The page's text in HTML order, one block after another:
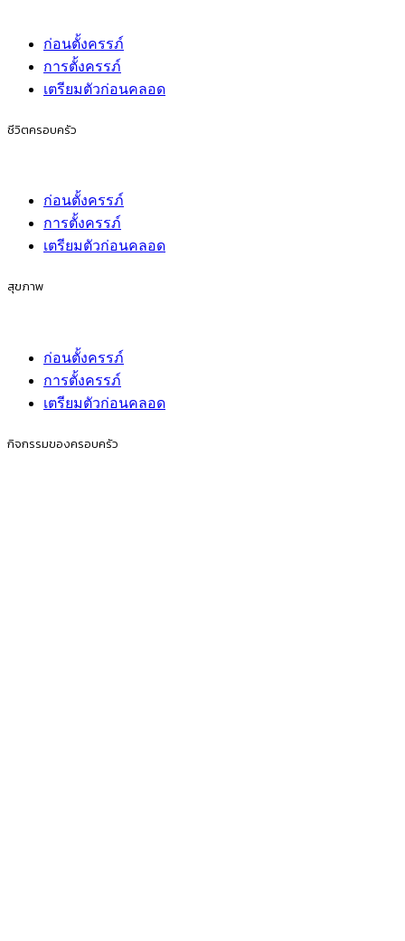
ก่อนตั้งครรภ์
การตั้งครรภ์
เตรียมตัวก่อนคลอด
ชีวิตครอบครัว
ก่อนตั้งครรภ์
การตั้งครรภ์
เตรียมตัวก่อนคลอด
สุขภาพ
ก่อนตั้งครรภ์
การตั้งครรภ์
เตรียมตัวก่อนคลอด
กิจกรรมของครอบครัว